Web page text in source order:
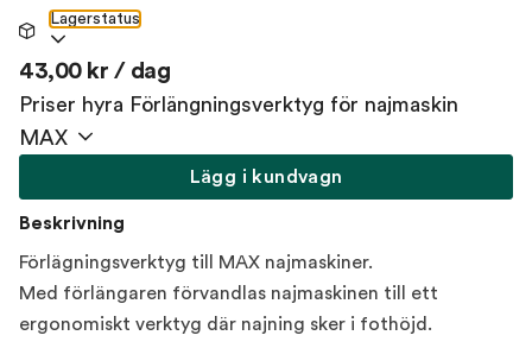
Lagerstatus
43,00 kr / dag
Priser hyra Förlängningsverktyg för najmaskin
MAX
Lägg i kundvagn
Beskrivning
Förlägningsverktyg till MAX najmaskiner.
Med förlängaren förvandlas najmaskinen till ett
ergonomiskt verktyg där najning sker i fothöjd.